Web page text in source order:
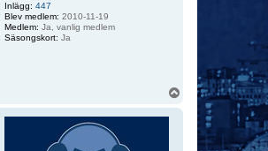
Inlägg: 447
Blev medlem: 2010-11-19
Medlem: Ja, vanlig medlem
Säsongskort: Ja